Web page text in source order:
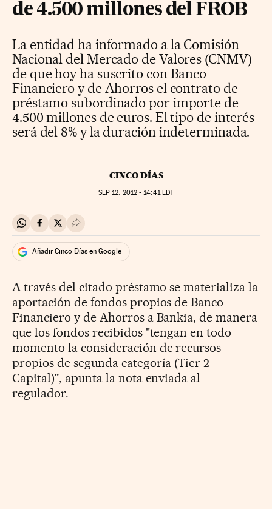
de 4.500 millones del FROB
La entidad ha informado a la Comisión
Nacional del Mercado de Valores (CNMV)
de que hoy ha suscrito con Banco
Financiero y de Ahorros el contrato de
préstamo subordinado por importe de
4.500 millones de euros. El tipo de interés
será del 8% y la duración indeterminada.
CINCO DÍAS
SEP 12, 2012 - 14:41 EDT
Compartir en Whatsapp
Compartir en Facebook
Compartir en Twitter
Desplegar Redes Sociales
Añadir Cinco Días en Google
A través del citado préstamo se materializa la
aportación de fondos propios de Banco
Financiero y de Ahorros a Bankia, de manera
que los fondos recibidos "tengan en todo
momento la consideración de recursos
propios de segunda categoría (Tier 2
Capital)", apunta la nota enviada al
regulador.